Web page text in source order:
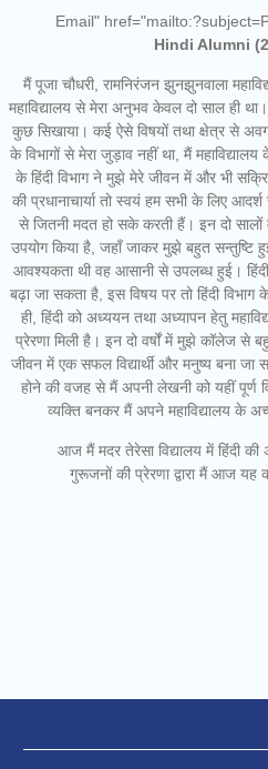
Email"
Hindi Alumni
मैं पूजा चौधरी, रामनिरंजन झुनझुनवाला
महाविद्यालय से मेरा अनुभव केवल दो साल ही
कुछ सिखाया। कई ऐसे विषयों तथा क्षेत्र से
के विभागों से मेरा जुड़ाव नहीं था, मैं
के हिंदी विभाग ने मुझे मेरे जीवन में और भी
की प्रधानाचार्या तो स्वयं हम सभी के लिए
से जितनी मदत हो सके करती हैं। इन दो
उपयोग किया है, जहाँ जाकर मुझे बहुत
आवश्यकता थी वह आसानी से उपलब्ध हुई।
बढ़ा जा सकता है, इस विषय पर तो हिंदी
ही, हिंदी को अध्ययन तथा अध्यापन हेतु
प्रेरणा मिली है। इन दो वर्षों में मुझे कॉलेज
जीवन में एक सफल विद्यार्थी और मनुष्य बना
होने की वजह से मैं अपनी लेखनी को यहीं पूर्ण
व्यक्ति बनकर मैं अपने महाविद्यालय के
आज मैं मदर तेरेसा विद्यालय में हिंदी की
गुरूजनों की प्रेरणा द्वारा मैं आज यह